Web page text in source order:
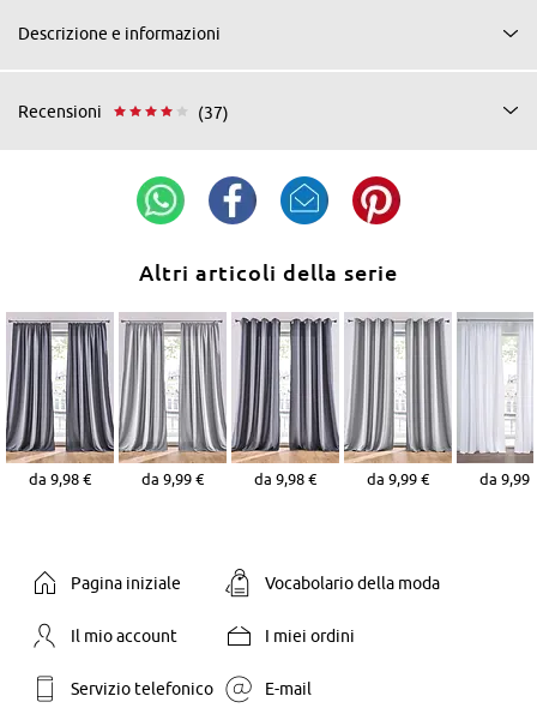
Descrizione e informazioni
Recensioni (37)
Altri articoli della serie
da 9,98 € da 9,99 € da 9,98 € da 9,99 € da 9,99
Pagina iniziale Vocabolario della moda
Il mio account I miei ordini
Servizio telefonico E-mail